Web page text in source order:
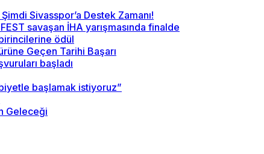
Sivasspor’a Destek Zamanı!
savaşan İHA yarışmasında finalde
ödül
Geçen Tarihi Başarı
başladı
başlamak istiyoruz”
Geleceği